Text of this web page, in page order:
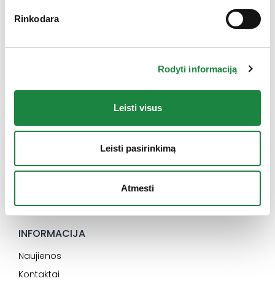
Rinkodara
Rodyti informaciją
Leisti visus
Leisti pasirinkimą
Atmesti
Elektroninės parduotuvės klientų aptarnavimas:
I-V: 8:00-16:30
eshop@aconitum.lt
INFORMACIJA
Naujienos
Kontaktai